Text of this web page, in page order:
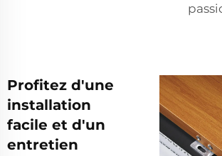
Profitez d'une
installation
facile et d'un
entretien